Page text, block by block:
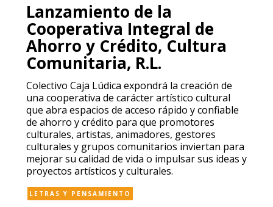
Lanzamiento de la
Cooperativa Integral de
Ahorro y Crédito, Cultura
Comunitaria, R.L.
Colectivo Caja Lúdica expondrá la creación de
una cooperativa de carácter artístico cultural
que abra espacios de acceso rápido y confiable
de ahorro y crédito para que promotores
culturales, artistas, animadores, gestores
culturales y grupos comunitarios inviertan para
mejorar su calidad de vida o impulsar sus ideas y
proyectos artísticos y culturales.
LETRAS Y PENSAMIENTO